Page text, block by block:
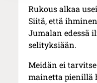
Rukous alkaa
Siitä, että
Jumalan edessä
selityksiään.
Meidän ei
mainetta pienillä